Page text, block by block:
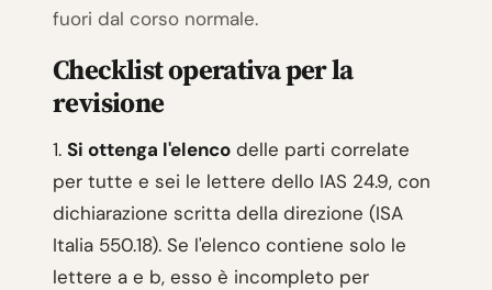
fuori dal corso normale.
Checklist operativa per la
revisione
1. Si ottenga l'elenco delle parti correlate
per tutte e sei le lettere dello IAS 24.9, con
dichiarazione scritta della direzione (ISA
Italia 550.18). Se l'elenco contiene solo le
lettere a e b, esso è incompleto per